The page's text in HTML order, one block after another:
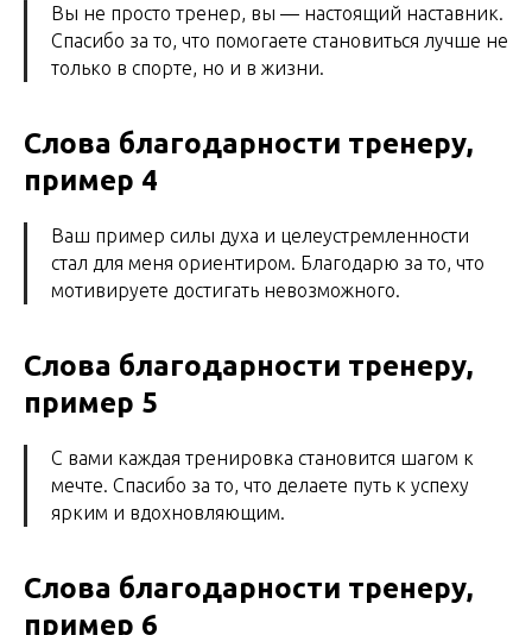
Вы не просто тренер, вы — настоящий наставник.
Спасибо за то, что помогаете становиться лучше не
только в спорте, но и в жизни.
Слова благодарности тренеру,
пример 4
Ваш пример силы духа и целеустремленности
стал для меня ориентиром. Благодарю за то, что
мотивируете достигать невозможного.
Слова благодарности тренеру,
пример 5
С вами каждая тренировка становится шагом к
мечте. Спасибо за то, что делаете путь к успеху
ярким и вдохновляющим.
Слова благодарности тренеру,
пример 6